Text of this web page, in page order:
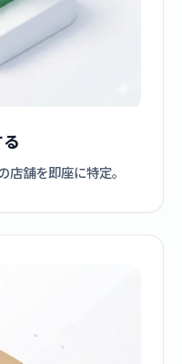
舗を即座に特定。